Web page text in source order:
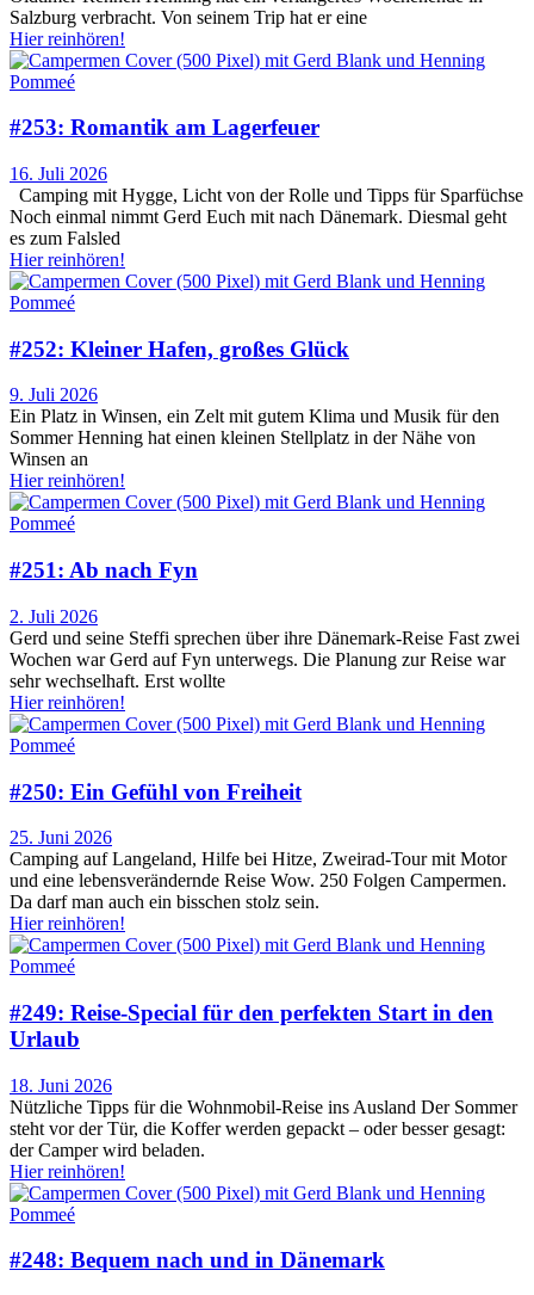
Salzburg verbracht. Von seinem Trip hat er eine
Hier reinhören!
#253: Romantik am Lagerfeuer
16. Juli 2026
Camping mit Hygge, Licht von der Rolle und Tipps für Sparfüchse
Noch einmal nimmt Gerd Euch mit nach Dänemark. Diesmal geht
es zum Falsled
Hier reinhören!
#252: Kleiner Hafen, großes Glück
9. Juli 2026
Ein Platz in Winsen, ein Zelt mit gutem Klima und Musik für den
Sommer Henning hat einen kleinen Stellplatz in der Nähe von
Winsen an
Hier reinhören!
#251: Ab nach Fyn
2. Juli 2026
Gerd und seine Steffi sprechen über ihre Dänemark-Reise Fast zwei
Wochen war Gerd auf Fyn unterwegs. Die Planung zur Reise war
sehr wechselhaft. Erst wollte
Hier reinhören!
#250: Ein Gefühl von Freiheit
25. Juni 2026
Camping auf Langeland, Hilfe bei Hitze, Zweirad-Tour mit Motor
und eine lebensverändernde Reise Wow. 250 Folgen Campermen.
Da darf man auch ein bisschen stolz sein.
Hier reinhören!
#249: Reise-Special für den perfekten Start in den
Urlaub
18. Juni 2026
Nützliche Tipps für die Wohnmobil-Reise ins Ausland Der Sommer
steht vor der Tür, die Koffer werden gepackt – oder besser gesagt:
der Camper wird beladen.
Hier reinhören!
#248: Bequem nach und in Dänemark